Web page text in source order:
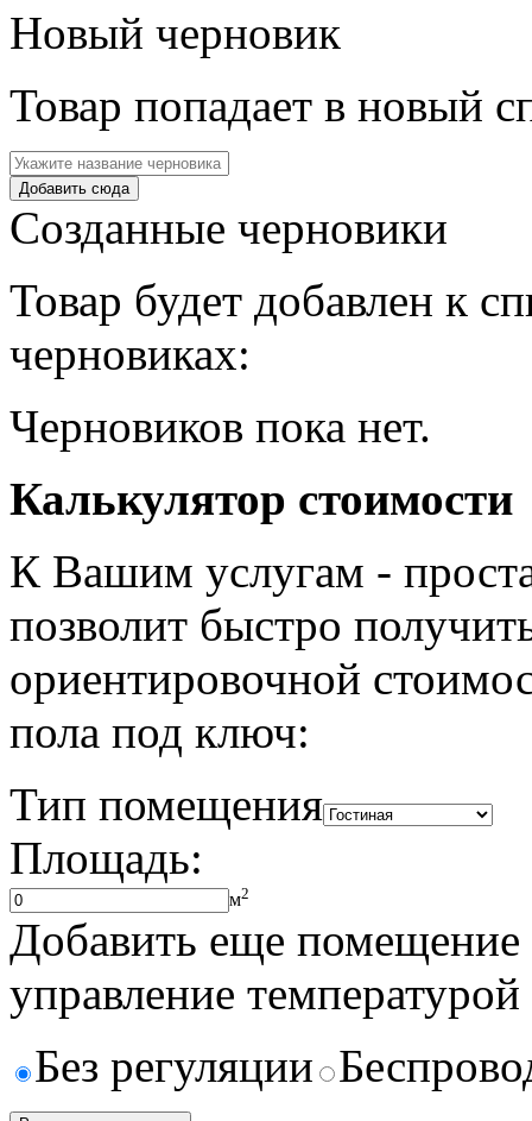
Новый черновик
Товар попадает в новый
Созданные черновики
Товар будет добавлен к
черновиках:
Черновиков пока нет.
Калькулятор стоимости
К Вашим услугам -
позволит быстро
ориентировочной
пола под ключ:
Тип помещения
Площадь:
м2
Добавить еще помещение
управление
Без регуляции